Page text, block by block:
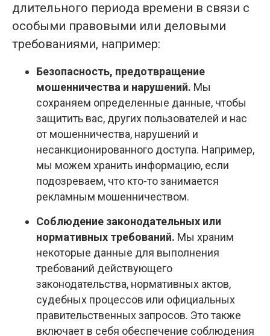
длительного периода времени в связи с
особыми правовыми или деловыми
требованиями, например:
Безопасность, предотвращение
мошенничества и нарушений. Мы
сохраняем определенные данные, чтобы
защитить вас, других пользователей и нас
от мошенничества, нарушений и
несанкционированного доступа. Например,
мы можем хранить информацию, если
подозреваем, что кто-то занимается
рекламным мошенничеством.
Соблюдение законодательных или
нормативных требований. Мы храним
некоторые данные для выполнения
требований действующего
законодательства, нормативных актов,
судебных процессов или официальных
правительственных запросов. Это также
включает в себя обеспечение соблюдения